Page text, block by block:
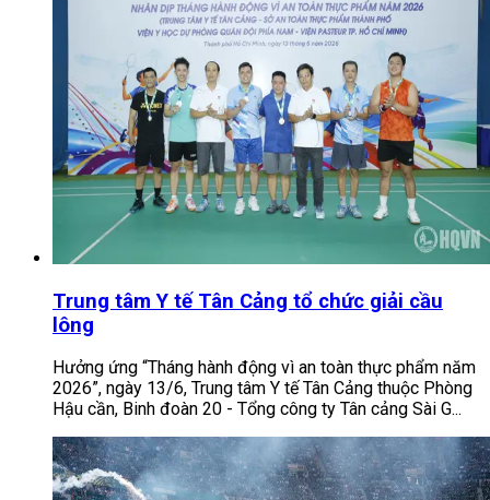
Trung tâm Y tế Tân Cảng tổ chức giải cầu
lông
Hưởng ứng “Tháng hành động vì an toàn thực phẩm năm
2026”, ngày 13/6, Trung tâm Y tế Tân Cảng thuộc Phòng
Hậu cần, Binh đoàn 20 - Tổng công ty Tân cảng Sài G...